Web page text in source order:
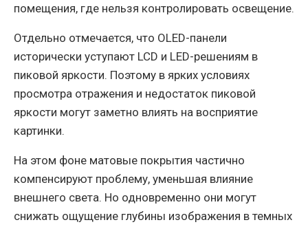
помещения, где нельзя контролировать освещение.
Отдельно отмечается, что OLED-панели
исторически уступают LCD и LED-решениям в
пиковой яркости. Поэтому в ярких условиях
просмотра отражения и недостаток пиковой
яркости могут заметно влиять на восприятие
картинки.
На этом фоне матовые покрытия частично
компенсируют проблему, уменьшая влияние
внешнего света. Но одновременно они могут
снижать ощущение глубины изображения в темных